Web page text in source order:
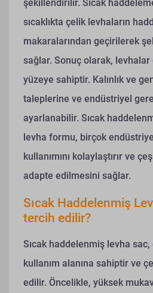
şekillendirilir. Sıcak
sıcaklıkta çelik levhaların
makaralarından geçirilerek
sağlar. Sonuç olarak,
yüzeye sahiptir. Kalınlık ve
taleplerine ve endüstriyel
ayarlanabilir. Sıcak
levha formu, birçok
kullanımını kolaylaştırır ve
adapte edilmesini sağlar.
Sıcak Haddelenmiş
tercih edilir?
Sıcak haddelenmiş levha
kullanım alanına sahiptir ve
edilir. Öncelikle, yüksek